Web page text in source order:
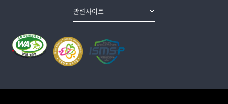
관련사이트